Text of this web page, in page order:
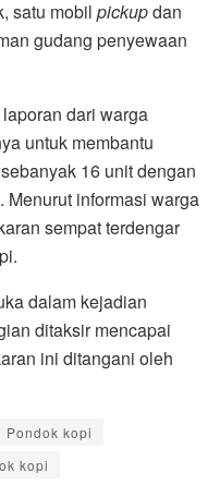
satu mobil pickupdan
gudang penyewaan
dari warga
untuk membantu
16 unit dengan
informasi warga
sempat terdengar
dalam kejadian
ditaksir mencapai
ini ditangani oleh
Pondok kopi
kopi